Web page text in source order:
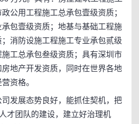
公用工程施工总承包壹级资质；
包壹级资质；地基与基础工程施
消防设施工程施工专业承包贰级
工总承包叁级资质；具有深圳市
地产开发资质，同时在世界各地
资格。
发展态势良好，能抓住契机，把
才团队的建设，建立好治理机